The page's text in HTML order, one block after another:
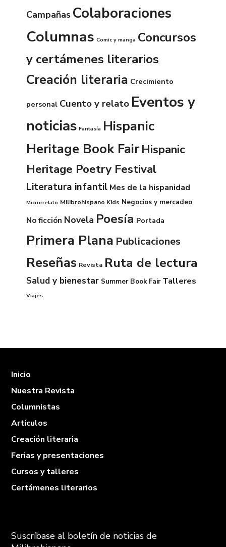
Campañas Colaboraciones
Columnas Comic y manga Concursos
y certámenes literarios
Creación literaria Crecimiento
personal Cuento y relato Eventos y
noticias Fantasía Hispanic
Heritage Book FairHispanic
Heritage Poetry Festival
Literatura infantil Mes de la hispanidad
Microrrelato Milibrohispano Kids Negocios y mercadeo
No ficción Novela Poesía Portada
Primera Plana Publicaciones
Reseñas Revista Ruta de lectura
Salud y bienestar Summer Book Fair Talleres
Viajes
Inicio
Nuestra Revista
Columnistas
Artículos
Creación literaria
Ferias y presentaciones
Cursos y talleres
Certámenes literarios
Suscríbase al boletín de noticias de